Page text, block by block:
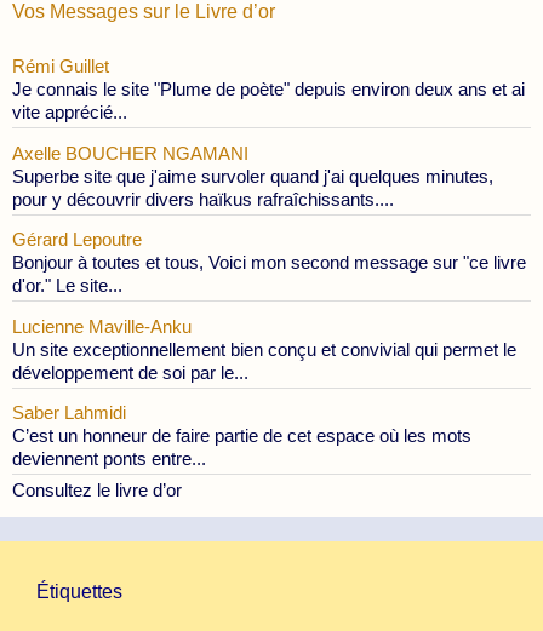
Vos Messages sur le Livre d’or
Rémi Guillet
Je connais le site "Plume de poète" depuis environ deux ans et ai
vite apprécié...
Axelle BOUCHER NGAMANI
Superbe site que j'aime survoler quand j'ai quelques minutes,
pour y découvrir divers haïkus rafraîchissants....
Gérard Lepoutre
Bonjour à toutes et tous, Voici mon second message sur "ce livre
d'or." Le site...
Lucienne Maville-Anku
Un site exceptionnellement bien conçu et convivial qui permet le
développement de soi par le...
Saber Lahmidi
C’est un honneur de faire partie de cet espace où les mots
deviennent ponts entre...
Consultez le livre d’or
Étiquettes